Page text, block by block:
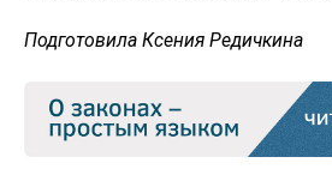
Подготовила Ксения Редичкина